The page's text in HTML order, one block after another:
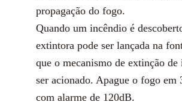
propagação do fogo.
Quando um incêndio é
extintora pode ser lançada na
que o mecanismo de extinção de
ser acionado. Apague o fogo em
com alarme de 120dB.